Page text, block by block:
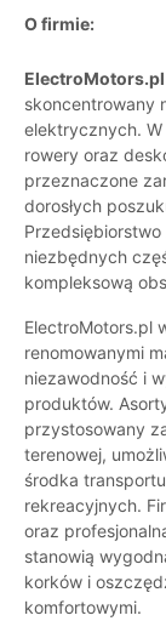
O firmie:
ElectroMotors.pl
skoncentrowany
elektrycznych. W
rowery oraz
przeznaczone
dorosłych
niezbędnych
kompleksową
ElectroMotors.pl
renomowanymi
niezawodność i
produktów.
przystosowany
terenowej,
środka
rekreacyjnych.
oraz
stanowią
korków i
komfortowymi.